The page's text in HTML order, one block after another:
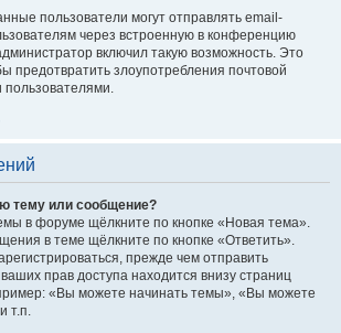
пользователи могут отправлять email-
через встроенную в конференцию
включил такую возможность. Это
предотвратить злоупотребления почтовой
тему или сообщение?
в форуме щёлкните по кнопке «Новая тема».
в теме щёлкните по кнопке «Ответить».
прежде чем отправить
прав доступа находится внизу страниц
«Вы можете начинать темы», «Вы можете
т.п.